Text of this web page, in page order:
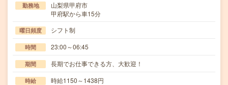
勤務地
山梨県甲府市
甲府駅から車15分
曜日頻度 シフト制
時間 23:00～06:45
期間 長期でお仕事できる方、大歓迎！
時給 時給1150～1438円